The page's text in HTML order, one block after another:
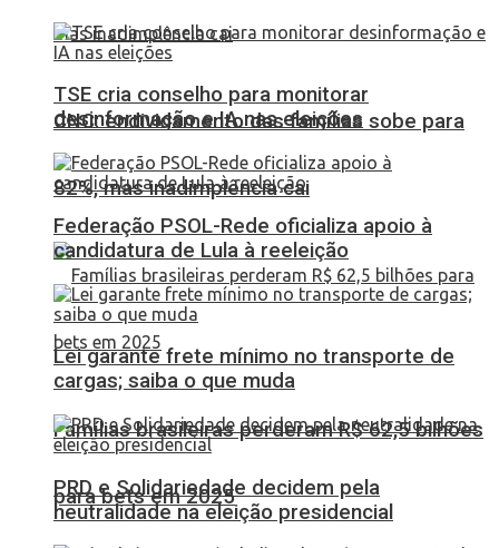
CNC: endividamento das famílias sobe para
82%, mas inadimplência cai
Famílias brasileiras perderam R$ 62,5 bilhões
para bets em 2025
TSE cria conselho para monitorar
desinformação e IA nas eleições
Federação PSOL-Rede oficializa apoio à
candidatura de Lula à reeleição
Lei garante frete mínimo no transporte de
cargas; saiba o que muda
PRD e Solidariedade decidem pela
neutralidade na eleição presidencial